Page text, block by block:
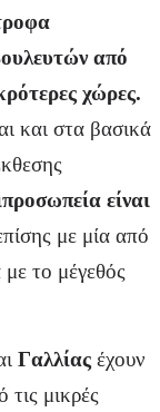
από
χώρες.
και στα βασικά
είναι
με μία από
με το μέγεθός
Γαλλίας έχουν
μικρές